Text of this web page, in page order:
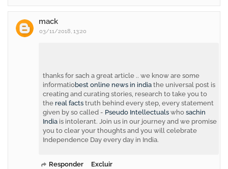
mack
03/11/2018, 13:20
thanks for sach a great article .. we know are some
informatiobest online news in india the universal post is
creating and curating stories, research to take you to
the real facts truth behind every step, every statement
given by so called - Pseudo Intellectuals who sachin
India is intolerant. Join us in our journey and we promise
you to clear your thoughts and you will celebrate
Independence Day every day in India.
Responder Excluir